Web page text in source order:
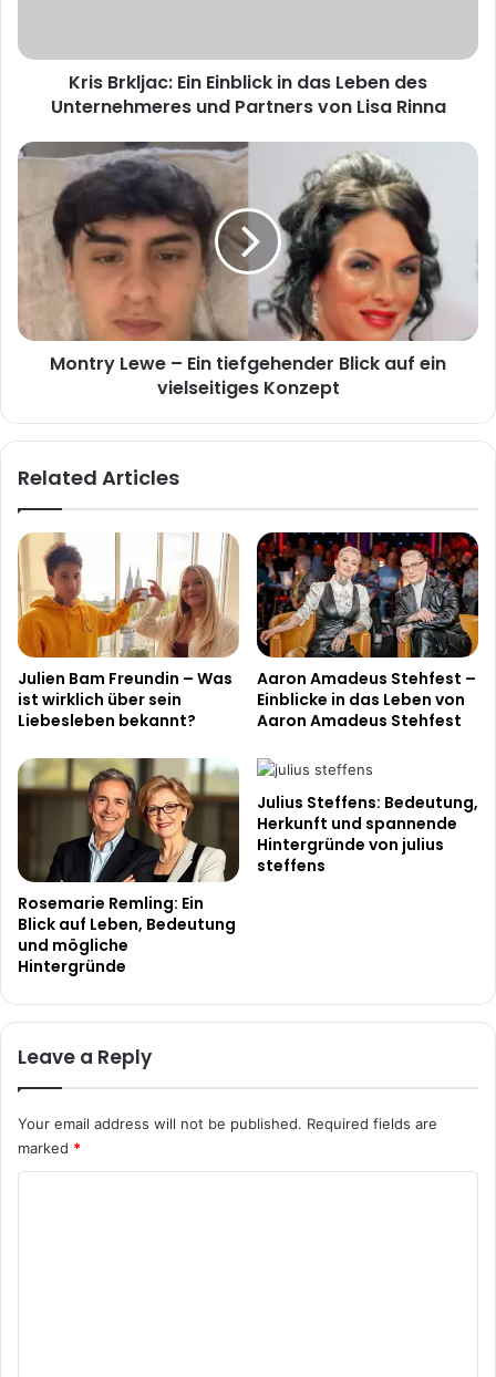
Unternehmeres
Partners
Lisa
Kris Brkljac: Ein Einblick in das Leben des
Unternehmeres und Partners von Lisa Rinna
Montry
Ein
tiefgehender
Blick
vielseitiges
KonzeptMontry Lewe – Ein tiefgehender Blick auf ein
vielseitiges Konzept
Related Articles
Julien Bam Freundin – Was
ist wirklich über sein
Liebesleben bekannt?
Aaron Amadeus Stehfest –
Einblicke in das Leben von
Aaron Amadeus Stehfest
Rosemarie Remling: Ein
Blick auf Leben, Bedeutung
und mögliche
Hintergründe
Julius Steffens: Bedeutung,
Herkunft und spannende
Hintergründe von julius
steffens
Leave a Reply
Your email address will not be published. Required fields are
marked *